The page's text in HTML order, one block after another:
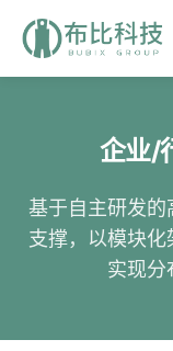
企业/
基于自主研发
支撑，以模块
实现分